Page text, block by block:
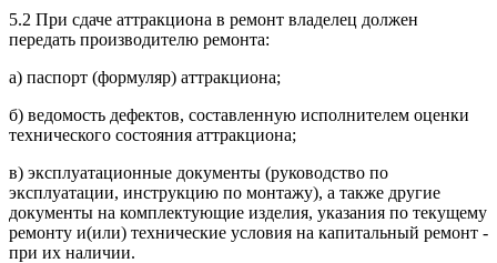
5.2 При сдаче аттракциона в ремонт владелец должен
передать производителю ремонта:
а) паспорт (формуляр) аттракциона;
б) ведомость дефектов, составленную исполнителем оценки
технического состояния аттракциона;
в) эксплуатационные документы (руководство по
эксплуатации, инструкцию по монтажу), а также другие
документы на комплектующие изделия, указания по текущему
ремонту и(или) технические условия на капитальный ремонт -
при их наличии.